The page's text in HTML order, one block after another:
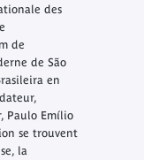
des
de
de São
en
Paulo Emílio
se trouvent
la